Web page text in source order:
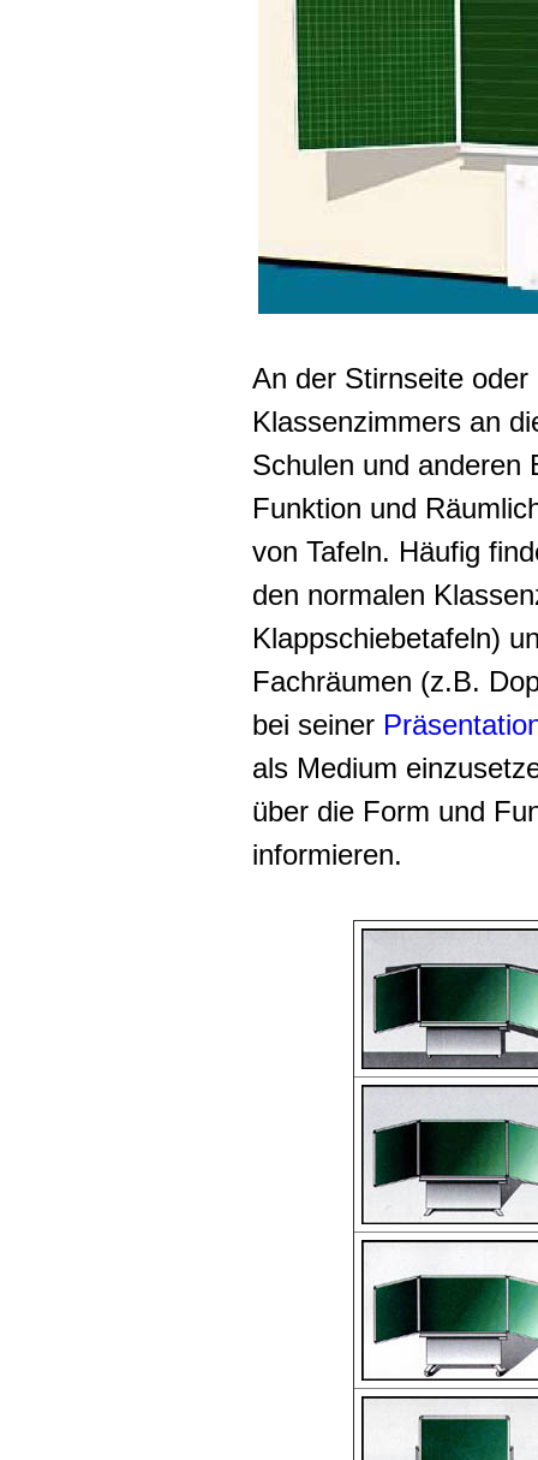
An der Stirnseite
Klassenzimmers an
Schulen und anderen
Funktion und
von Tafeln. Häufig
den normalen
Klappschiebetafeln)
Fachräumen (z.B.
bei seiner
als Medium
über die Form und
informieren.